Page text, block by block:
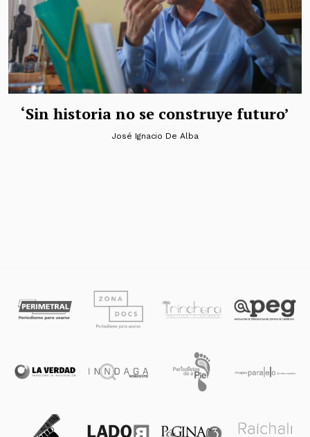
‘Sin historia no se construye futuro’
José Ignacio De Alba